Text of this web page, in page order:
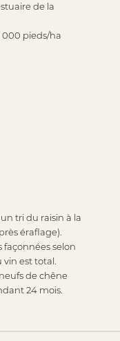
de la
000 pieds/ha
tri du raisin à la
éraflage).
façonnées selon
est total.
de chêne
24 mois.